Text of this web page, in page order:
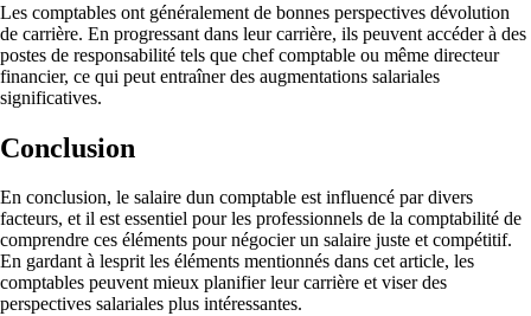
Les comptables ont généralement de bonnes perspectives dévolution
de carrière. En progressant dans leur carrière, ils peuvent accéder à des
postes de responsabilité tels que chef comptable ou même directeur
financier, ce qui peut entraîner des augmentations salariales
significatives.
Conclusion
En conclusion, le salaire dun comptable est influencé par divers
facteurs, et il est essentiel pour les professionnels de la comptabilité de
comprendre ces éléments pour négocier un salaire juste et compétitif.
En gardant à lesprit les éléments mentionnés dans cet article, les
comptables peuvent mieux planifier leur carrière et viser des
perspectives salariales plus intéressantes.